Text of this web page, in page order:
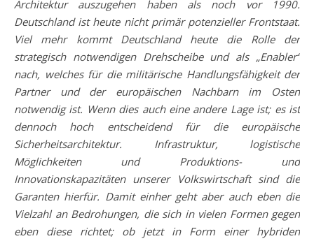
Architektur auszugehen haben als noch vor 1990.
Deutschland ist heute nicht primär potenzieller Frontstaat.
Viel mehr kommt Deutschland heute die Rolle der
strategisch notwendigen Drehscheibe und als „Enabler“
nach, welches für die militärische Handlungsfähigkeit der
Partner und der europäischen Nachbarn im Osten
notwendig ist. Wenn dies auch eine andere Lage ist; es ist
dennoch hoch entscheidend für die europäische
Sicherheitsarchitektur. Infrastruktur, logistische
Möglichkeiten und Produktions- und
Innovationskapazitäten unserer Volkswirtschaft sind die
Garanten hierfür. Damit einher geht aber auch eben die
Vielzahl an Bedrohungen, die sich in vielen Formen gegen
eben diese richtet; ob jetzt in Form einer hybriden